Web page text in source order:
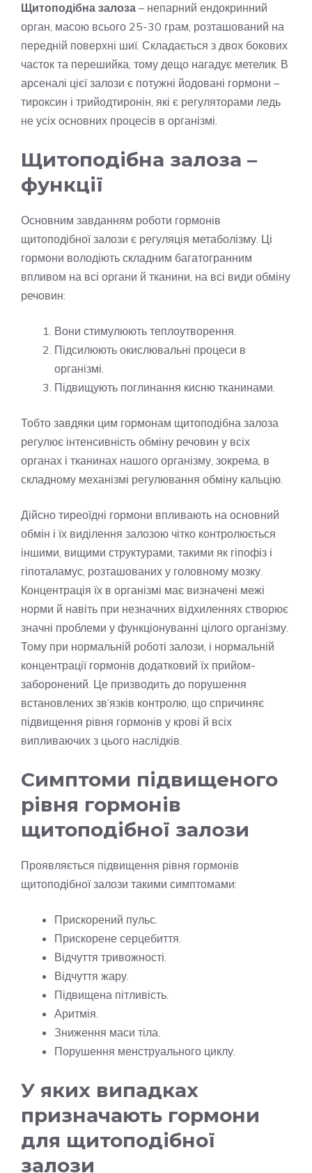
Щитоподібна залоза – непарний ендокринний
орган, масою всього 25-30 грам, розташований на
передній поверхні шиї. Складається з двох бокових
часток та перешийка, тому дещо нагадує метелик. В
арсеналі цієї залози є потужні йодовані гормони –
тироксин і трийодтиронін, які є регуляторами ледь
не усіх основних процесів в організмі.
Щитоподібна залоза –
функції
Основним завданням роботи гормонів
щитоподібної залози є регуляція метаболізму. Ці
гормони володіють складним багатогранним
впливом на всі органи й тканини, на всі види обміну
речовин:
Вони стимулюють теплоутворення.
Підсилюють окислювальні процеси в
організмі.
Підвищують поглинання кисню тканинами.
Тобто завдяки цим гормонам щитоподібна залоза
регулює інтенсивність обміну речовин у всіх
органах і тканинах нашого організму, зокрема, в
складному механізмі регулювання обміну кальцію.
Дійсно тиреоїдні гормони впливають на основний
обмін і їх виділення залозою чітко контролюється
іншими, вищими структурами, такими як гіпофіз і
гіпоталамус, розташованих у головному мозку.
Концентрація їх в організмі має визначені межі
норми й навіть при незначних відхиленнях створює
значні проблеми у функціонуванні цілого організму.
Тому при нормальній роботі залози, і нормальній
концентрації гормонів додатковий їх прийом-
заборонений. Це призводить до порушення
встановлених зв’язків контролю, що спричиняє
підвищення рівня гормонів у крові й всіх
випливаючих з цього наслідків.
Симптоми підвищеного
рівня гормонів
щитоподібної залози
Проявляється підвищення рівня гормонів
щитоподібної залози такими симптомами:
Прискорений пульс.
Прискорене серцебиття.
Відчуття тривожності.
Відчуття жару.
Підвищена пітливість.
Аритмія.
Зниження маси тіла.
Порушення менструального циклу.
У яких випадках
призначають гормони
для щитоподібної
залози